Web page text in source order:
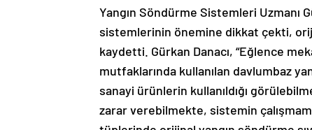
Yangın Söndürme Sistemleri Uzmanı
sistemlerinin önemine dikkat çekti,
kaydetti. Gürkan Danacı, “Eğlence
mutfaklarında kullanılan davlumbaz
sanayi ürünlerin kullanıldığı
zarar verebilmekte, sistemin